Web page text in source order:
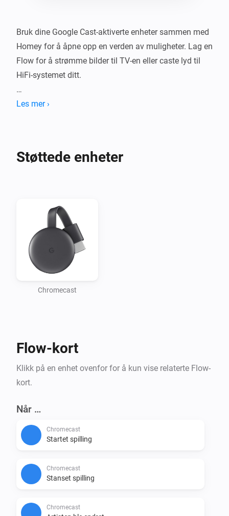
Bruk dine Google Cast-aktiverte enheter sammen med
Homey for å åpne opp en verden av muligheter. Lag en
Flow for å strømme bilder til TV-en eller caste lyd til
HiFi-systemet ditt.
Google Chromecast-appen for Homey integrerer med
Les mer ›
Støttede enheter
Chromecast
Flow-kort
Klikk på en enhet ovenfor for å kun vise relaterte Flow-
kort.
Når …
Chromecast
Startet spilling
Chromecast
Stanset spilling
Chromecast